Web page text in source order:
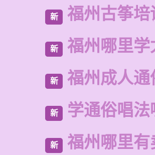
新 福州古筝
新 福州哪里
新 福州成人
新 学通俗唱
新 福州哪里